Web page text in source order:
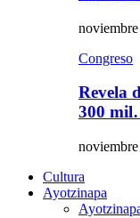
Congreso
Revela
300
Cultura
Ayotzinapa